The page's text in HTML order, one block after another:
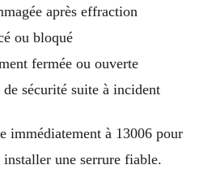
après effraction
ou bloqué
fermée ou ouverte
sécurité suite à incident
immédiatement à 13006 pour
une serrure fiable.